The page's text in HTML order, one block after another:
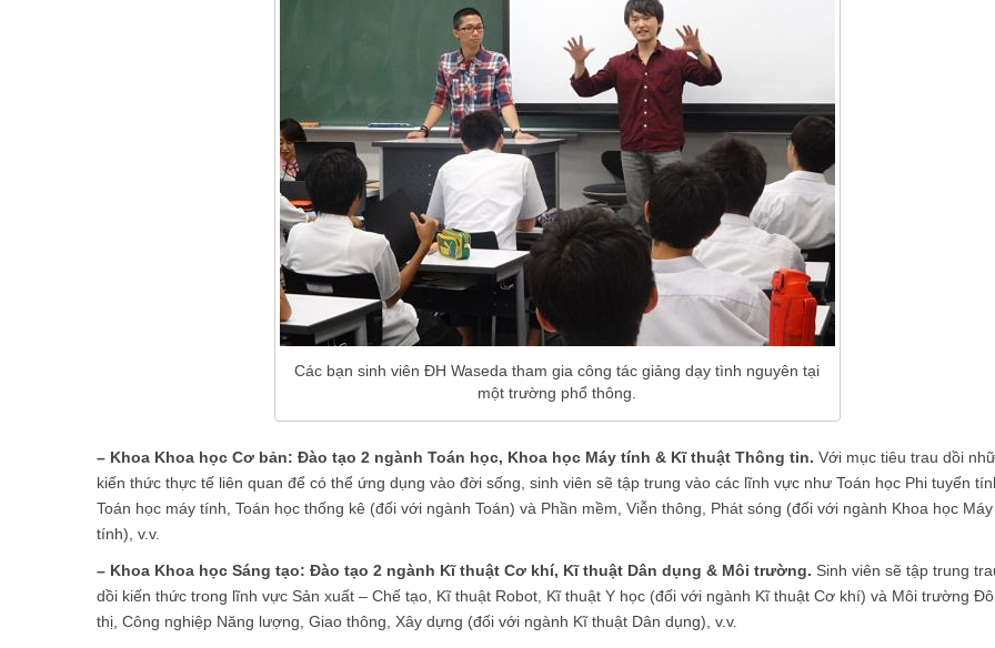
Các bạn sinh viên ĐH Waseda tham gia công tác giảng dạy tình nguyên tại
một trường phổ thông.
– Khoa Khoa học Cơ bản: Đào tạo 2 ngành Toán học, Khoa học Máy tính & Kĩ thuật Thông tin. Với mục tiêu trau dồi
kiến thức thực tế liên quan để có thể ứng dụng vào đời sống, sinh viên sẽ tập trung vào các lĩnh vực như Toán học Phi tuyến
Toán học máy tính, Toán học thống kê (đối với ngành Toán) và Phần mềm, Viễn thông, Phát sóng (đối với ngành Khoa học Máy
tính), v.v.
– Khoa Khoa học Sáng tạo: Đào tạo 2 ngành Kĩ thuật Cơ khí, Kĩ thuật Dân dụng & Môi trường. Sinh viên sẽ tập trung
dồi kiến thức trong lĩnh vực Sản xuất – Chế tạo, Kĩ thuật Robot, Kĩ thuật Y học (đối với ngành Kĩ thuật Cơ khí) và Môi trường Đô
thị, Công nghiệp Năng lượng, Giao thông, Xây dựng (đối với ngành Kĩ thuật Dân dụng), v.v.